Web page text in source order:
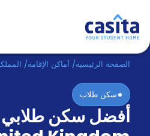
الرئيسية عربي GBP
دخول
حجز
الصفحة الرئيسية/ أماكن الإقامة/
سكن طلاب
أفضل سكن